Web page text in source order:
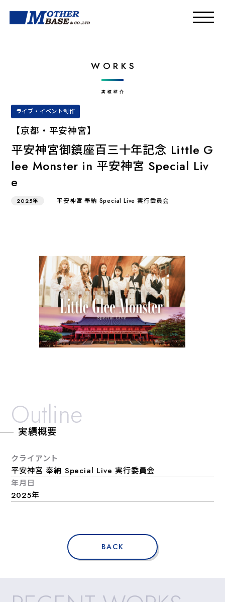
WORKS
実績紹介
ライブ・イベント制作
【京都・平安神宮】
平安神宮御鎮座百三十年記念 Little G
lee Monster in 平安神宮 Special Liv
e
2025年 平安神宮 奉納 Special Live 実⾏委員会
Outline
実績概要
クライアント
平安神宮 奉納 Special Live 実⾏委員会
年月日
2025年
BACK